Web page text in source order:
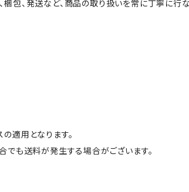
包、発送など、商品の取り扱いを常に丁寧に行な
適用となります。
も送料が発生する場合がございます。